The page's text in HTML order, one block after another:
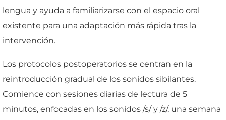
lengua y ayuda a familiarizarse con el espacio oral
existente para una adaptación más rápida tras la
intervención.
Los protocolos postoperatorios se centran en la
reintroducción gradual de los sonidos sibilantes.
Comience con sesiones diarias de lectura de 5
minutos, enfocadas en los sonidos /s/ y /z/, una semana